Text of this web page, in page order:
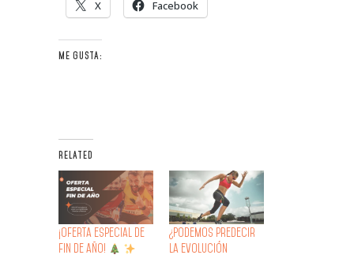
X Facebook
ME GUSTA:
RELATED
¡Oferta especial de
fin de año!
¿Podemos predecir
la evolución